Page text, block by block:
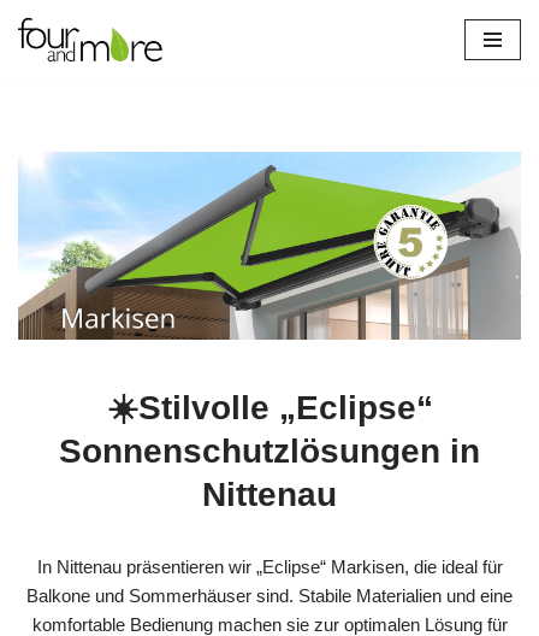
Zum
☀️Stilvolle „Eclipse“
Sonnenschutzlösungen in
Nittenau
In Nittenau präsentieren wir „Eclipse“ Markisen, die ideal für
Balkone und Sommerhäuser sind. Stabile Materialien und eine
komfortable Bedienung machen sie zur optimalen Lösung für